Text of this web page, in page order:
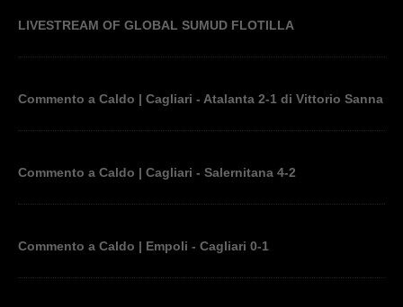
LIVESTREAM OF GLOBAL SUMUD FLOTILLA
Commento a Caldo | Cagliari - Atalanta 2-1 di Vittorio Sanna
Commento a Caldo | Cagliari - Salernitana 4-2
Commento a Caldo | Empoli - Cagliari 0-1